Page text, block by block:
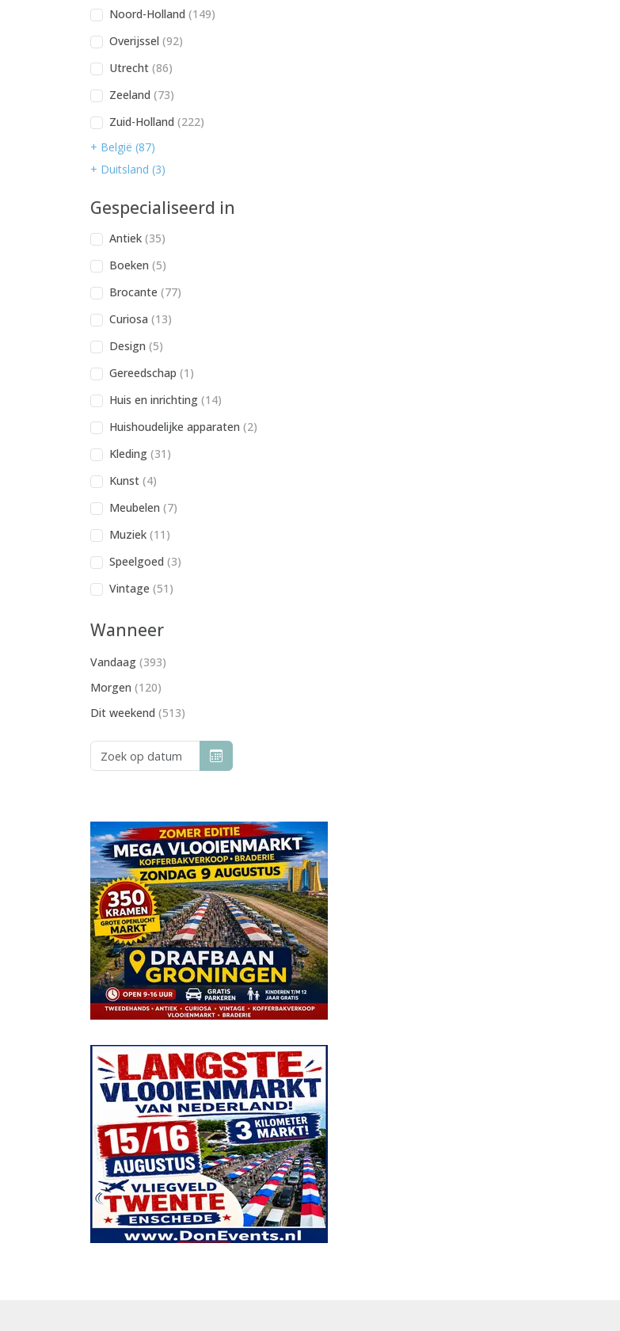
Noord-Holland (149)
Overijssel (92)
Utrecht (86)
Zeeland (73)
Zuid-Holland (222)
+ België (87)
+ Duitsland (3)
Gespecialiseerd in
Antiek (35)
Boeken (5)
Brocante (77)
Curiosa (13)
Design (5)
Gereedschap (1)
Huis en inrichting (14)
Huishoudelijke apparaten (2)
Kleding (31)
Kunst (4)
Meubelen (7)
Muziek (11)
Speelgoed (3)
Vintage (51)
Wanneer
Vandaag (393)
Morgen (120)
Dit weekend (513)